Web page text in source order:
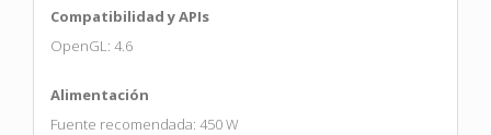
Compatibilidad y APIs
OpenGL: 4.6
Alimentación
Fuente recomendada: 450 W